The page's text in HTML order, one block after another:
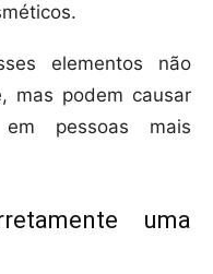
elementos não
mas podem causar
pessoas mais
uma